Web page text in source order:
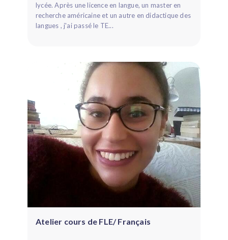
lycée. Après une licence en langue, un master en
recherche américaine et un autre en didactique des
langues , j'ai passé le TE...
Atelier cours de FLE/ Français